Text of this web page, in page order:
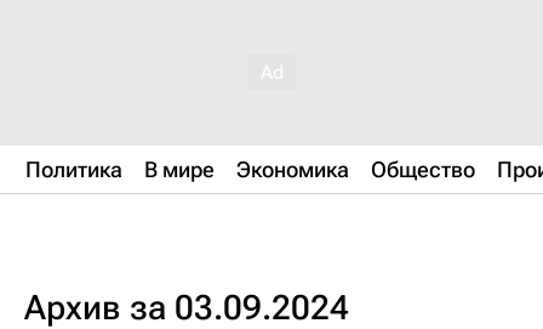
Политика В мире Экономика Общество
Архив за 03.09.2024